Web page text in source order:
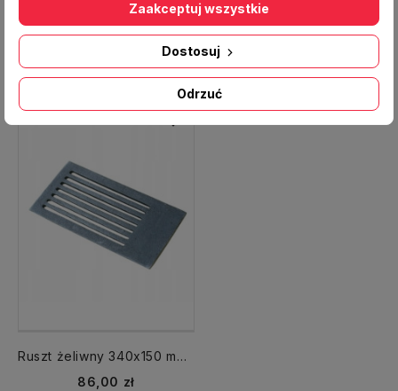
78,00 zł
43,00 zł
Ruszt żeliwny 340x150 mm do pieca kuchni GRUDZIĄDZ
86,00 zł
Odrzuć
Dostosuj
Zaakceptuj wszystkie